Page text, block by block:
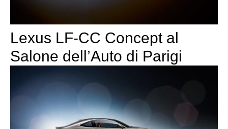
Lexus LF-CC Concept al
Salone dell’Auto di Parigi